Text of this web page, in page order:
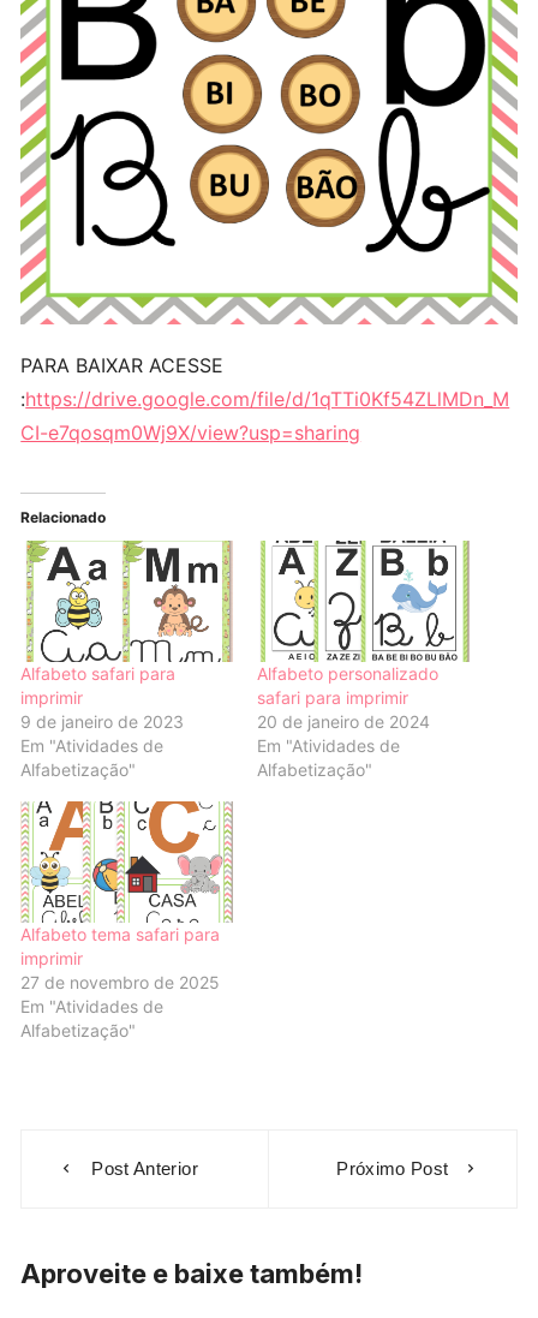
PARA BAIXAR ACESSE
:https://drive.google.com/file/d/1qTTi0Kf54ZLlMDn_M
CI-e7qosqm0Wj9X/view?usp=sharing
Relacionado
Alfabeto safari para
imprimir
9 de janeiro de 2023
Em "Atividades de
Alfabetização"
Alfabeto personalizado
safari para imprimir
20 de janeiro de 2024
Em "Atividades de
Alfabetização"
Alfabeto tema safari para
imprimir
27 de novembro de 2025
Em "Atividades de
Alfabetização"
Post Anterior Próximo Post
Aproveite e baixe também!